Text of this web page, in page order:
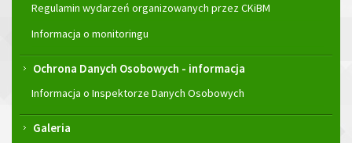
Regulamin wydarzeń organizowanych przez CKiBM
Informacja o monitoringu
Ochrona Danych Osobowych - informacja
Informacja o Inspektorze Danych Osobowych
Galeria